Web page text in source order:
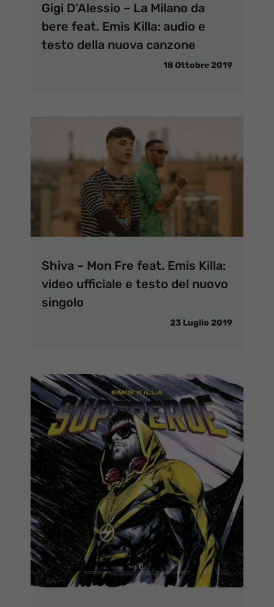
Gigi D’Alessio – La Milano da
bere feat. Emis Killa: audio e
testo della nuova canzone
18 Ottobre 2019
Shiva – Mon Fre feat. Emis Killa:
video ufficiale e testo del nuovo
singolo
23 Luglio 2019